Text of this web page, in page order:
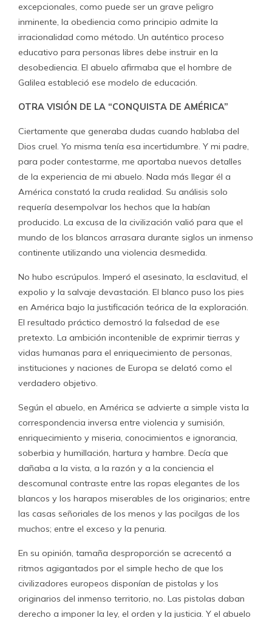
excepcionales, como puede ser un grave peligro
inminente, la obediencia como principio admite la
irracionalidad como método. Un auténtico proceso
educativo para personas libres debe instruir en la
desobediencia. El abuelo afirmaba que el hombre de
Galilea estableció ese modelo de educación.
OTRA VISIÓN DE LA “CONQUISTA DE AMÉRICA”
Ciertamente que generaba dudas cuando hablaba del
Dios cruel. Yo misma tenía esa incertidumbre. Y mi padre,
para poder contestarme, me aportaba nuevos detalles
de la experiencia de mi abuelo. Nada más llegar él a
América constató la cruda realidad. Su análisis solo
requería desempolvar los hechos que la habían
producido. La excusa de la civilización valió para que el
mundo de los blancos arrasara durante siglos un inmenso
continente utilizando una violencia desmedida.
No hubo escrúpulos. Imperó el asesinato, la esclavitud, el
expolio y la salvaje devastación. El blanco puso los pies
en América bajo la justificación teórica de la exploración.
El resultado práctico demostró la falsedad de ese
pretexto. La ambición incontenible de exprimir tierras y
vidas humanas para el enriquecimiento de personas,
instituciones y naciones de Europa se delató como el
verdadero objetivo.
Según el abuelo, en América se advierte a simple vista la
correspondencia inversa entre violencia y sumisión,
enriquecimiento y miseria, conocimientos e ignorancia,
soberbia y humillación, hartura y hambre. Decía que
dañaba a la vista, a la razón y a la conciencia el
descomunal contraste entre las ropas elegantes de los
blancos y los harapos miserables de los originarios; entre
las casas señoriales de los menos y las pocilgas de los
muchos; entre el exceso y la penuria.
En su opinión, tamaña desproporción se acrecentó a
ritmos agigantados por el simple hecho de que los
civilizadores europeos disponían de pistolas y los
originarios del inmenso territorio, no. Las pistolas daban
derecho a imponer la ley, el orden y la justicia. Y el abuelo